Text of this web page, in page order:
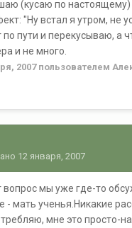
(кусаю по
"Ну встал я утром, не
по пути и перекусываю, а
и не много.
2007пользователем
12 января, 2007
вопрос мы уже где-то
- мать ученья.Никакие
мне это просто-